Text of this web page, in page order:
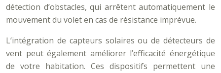
détection d’obstacles, qui arrêtent automatiquement le
mouvement du volet en cas de résistance imprévue.
L’intégration de capteurs solaires ou de détecteurs de
vent peut également améliorer l’efficacité énergétique
de votre habitation. Ces dispositifs permettent une